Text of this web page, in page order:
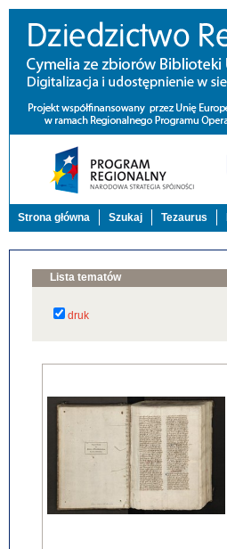
Strona główna Szukaj Tezaurus
Lista tematów
druk